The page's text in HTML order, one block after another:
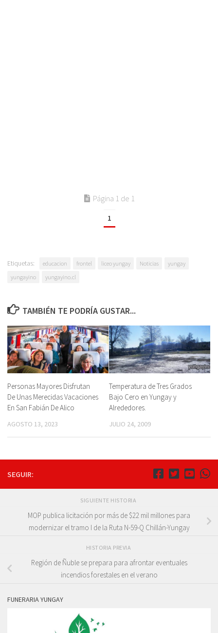
Página 1 de 1
1
Etiquetas: educacion frontel liceo yungay Noticias
yungay
yungayino
yungayino.cl
TAMBIÉN TE PODRÍA GUSTAR...
Personas Mayores Disfrutan
De Unas Merecidas Vacaciones
En San Fabián De Alico
AGOSTO 13, 2023
Temperatura de Tres Grados
Bajo Cero en Yungay y
Alrededores.
JULIO 24, 2009
SEGUIR:
SIGUIENTE HISTORIA
MOP publica licitación por más de $22 mil millones para
modernizar el tramo I de la Ruta N-59-Q Chillán-Yungay
HISTORIA PREVIA
Región de Ñuble se prepara para afrontar eventuales
incendios forestales en el verano
FUNERARIA YUNGAY